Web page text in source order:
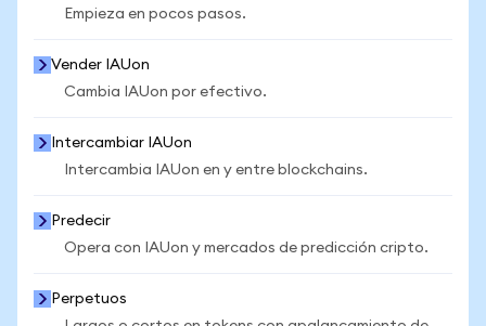
Empieza en pocos pasos.
Vender IAUon
Cambia IAUon por efectivo.
Intercambiar IAUon
Intercambia IAUon en y entre blockchains.
Predecir
Opera con IAUon y mercados de predicción cripto.
Perpetuos